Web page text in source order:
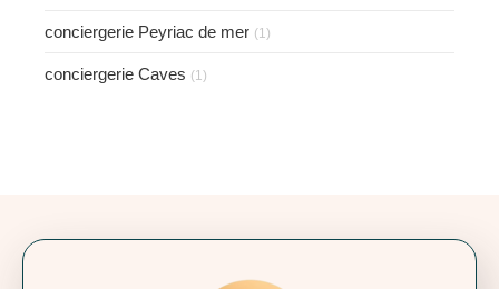
conciergerie Peyriac de mer (1)
conciergerie Caves (1)